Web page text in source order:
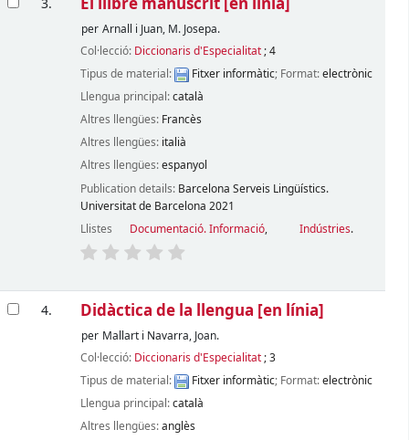
per Arnall i Juan, M. Josepa.
Col·lecció: Diccionaris d'Especialitat; 4
Tipus de material:
Fitxer informàtic; Format:electrònic
Llengua principal:català
Altres llengües: Francès
Altres llengües: italià
Altres llengües:espanyol
Publication details: Barcelona Serveis Lingüístics.
Universitat de Barcelona 2021
Llistes
Documentació. Informació, Indústries.
4. Didàctica de la llengua [en línia]
per Mallart i Navarra, Joan.
Col·lecció: Diccionaris d'Especialitat; 3
Tipus de material:
Fitxer informàtic; Format:electrònic
Llengua principal:català
Altres llengües:anglès